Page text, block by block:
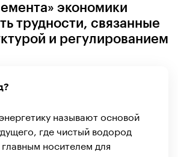
экономики
трудности, связанные
и регулированием
называют основой
где чистый водород
носителем для